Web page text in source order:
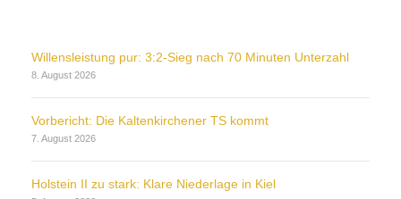
Willensleistung pur: 3:2-Sieg nach 70 Minuten Unterzahl
8. August 2026
Vorbericht: Die Kaltenkirchener TS kommt
7. August 2026
Holstein II zu stark: Klare Niederlage in Kiel